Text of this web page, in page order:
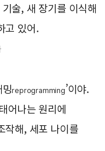
술, 새 장기를 이식해
고 있어.
밍reprogramming’이야.
어나는 원리에
작해, 세포 나이를